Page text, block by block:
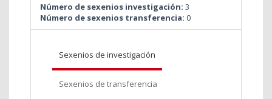
Número de sexenios investigación: 3
Número de sexenios transferencia: 0
Sexenios de investigación
Sexenios de transferencia